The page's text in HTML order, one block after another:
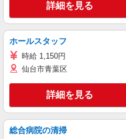
詳細を見る
ホールスタッフ
時給 1,150円
仙台市青葉区
詳細を見る
総合病院の清掃